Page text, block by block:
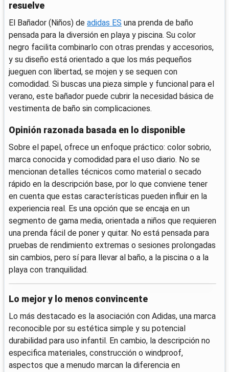
resuelve
El Bañador (Niños) de adidas ES una prenda de baño
pensada para la diversión en playa y piscina. Su color
negro facilita combinarlo con otras prendas y accesorios,
y su diseño está orientado a que los más pequeños
jueguen con libertad, se mojen y se sequen con
comodidad. Si buscas una pieza simple y funcional para el
verano, este bañador puede cubrir la necesidad básica de
vestimenta de baño sin complicaciones.
Opinión razonada basada en lo disponible
Sobre el papel, ofrece un enfoque práctico: color sobrio,
marca conocida y comodidad para el uso diario. No se
mencionan detalles técnicos como material o secado
rápido en la descripción base, por lo que conviene tener
en cuenta que estas características pueden influir en la
experiencia real. Es una opción que se encaja en un
segmento de gama media, orientada a niños que requieren
una prenda fácil de poner y quitar. No está pensada para
pruebas de rendimiento extremas o sesiones prolongadas
sin cambios, pero sí para llevar al baño, a la piscina o a la
playa con tranquilidad.
Lo mejor y lo menos convincente
Lo más destacado es la asociación con Adidas, una marca
reconocible por su estética simple y su potencial
durabilidad para uso infantil. En cambio, la descripción no
especifica materiales, construcción o windproof,
aspectos que a menudo marcan la diferencia en